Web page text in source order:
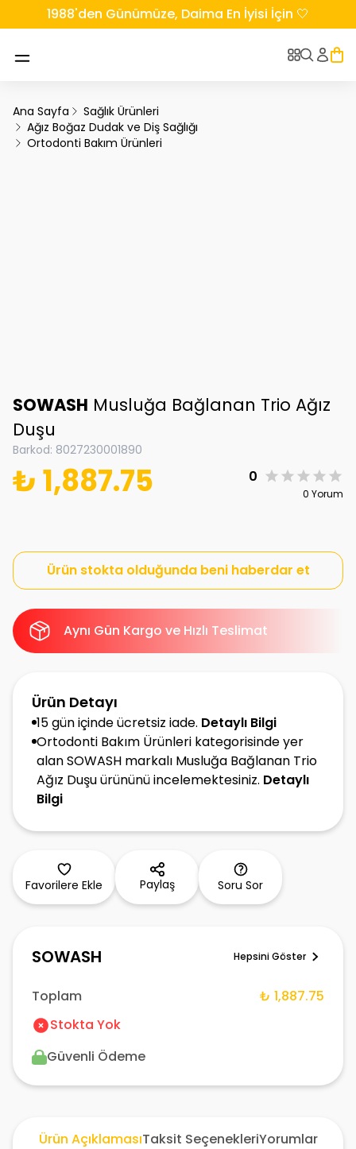
1988'den Günümüze, Daima En İyisi İçin 🤍
Ana Sayfa
Sağlık Ürünleri
Ağız Boğaz Dudak ve Diş Sağlığı
Ortodonti Bakım Ürünleri
SOWASH Musluğa Bağlanan Trio Ağız
Duşu
Barkod: 8027230001890
₺ 1,887.75 0
0 Yorum
Ürün stokta olduğunda beni haberdar et
Aynı Gün Kargo ve Hızlı Teslimat
Ürün Detayı
15 gün içinde ücretsiz iade. Detaylı Bilgi
Ortodonti Bakım Ürünleri kategorisinde yer
alan SOWASH markalı Musluğa Bağlanan Trio
Ağız Duşu ürününü incelemektesiniz. Detaylı
Bilgi
Favorilere Ekle Paylaş Soru Sor
SOWASH Hepsini Göster
Toplam
₺ 1,887.75
Stokta Yok
Güvenli Ödeme
Ürün AçıklamasıTaksit SeçenekleriYorumlar